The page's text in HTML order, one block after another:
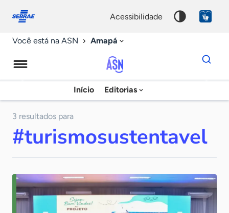
conosco
acessibilidade
Você está na ASN Amapá
Agência
Sebrae
Notícias
Início Editorias
Dados
para
chave
3 resultados para
#turismosustentavel